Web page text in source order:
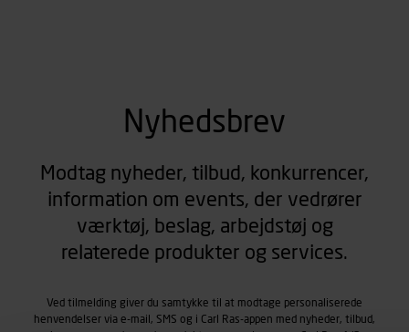
Nyhedsbrev
Modtag nyheder, tilbud, konkurrencer,
information om events, der vedrører
værktøj, beslag, arbejdstøj og
relaterede produkter og services.
Ved tilmelding giver du samtykke til at modtage personaliserede
henvendelser via e-mail, SMS og i Carl Ras-appen med nyheder, tilbud,